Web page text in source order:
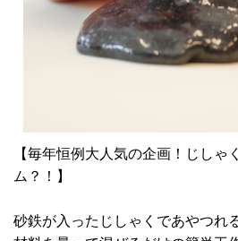
【毎年恒例大人気の企画！じしゃ
ム？！】
砂鉄が入ったじしゃくであやつれ